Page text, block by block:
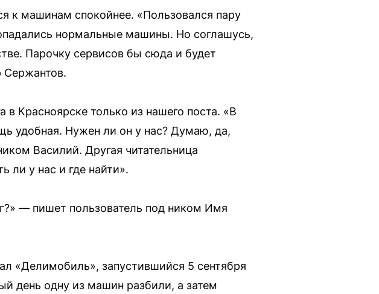
к машинам спокойнее. «Пользовался пару
нормальные машины. Но соглашусь,
Парочку сервисов бы сюда и будет
Сержантов.
Красноярске только из нашего поста. «В
удобная. Нужен ли он у нас? Думаю, да,
Василий. Другая читательница
ли у нас и где найти».
— пишет пользователь под ником Имя
«Делимобиль», запустившийся 5 сентября
день одну из машин разбили, а затем